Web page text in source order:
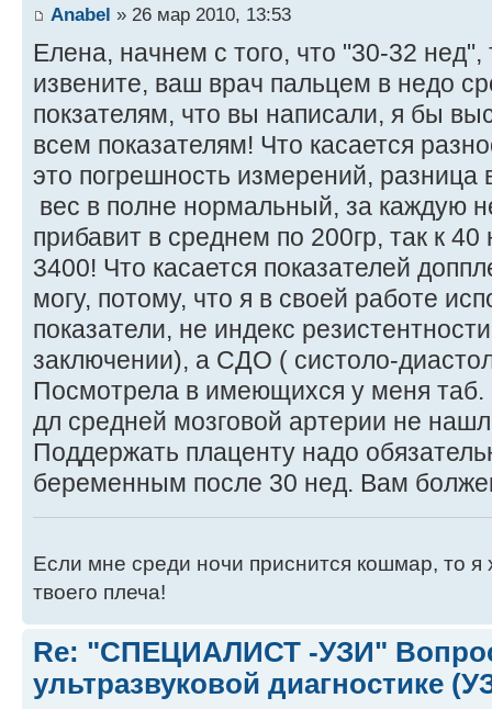
Anabel » 26 мар 2010, 13:53
Елена, начнем с того, что "30-32 нед",
извените, ваш врач пальцем в недо
покзателям, что вы написали, я бы
всем показателям! Что касается
это погрешность измерений, разница
вес в полне нормальный, за каждую
прибавит в среднем по 200гр, так к
3400! Что касается показателей
могу, потому, что я в своей работе
показатели, не индекс
заключении), а СДО ( систоло-
Посмотрела в имеющихся у меня таб.
дл средней мозговой артерии не
Поддержать плаценту надо
беременным после 30 нед. Вам
Если мне среди ночи приснится кошмар, то я
твоего плеча!
Re: "СПЕЦИАЛИСТ -УЗИ"
ультразвуковой диагностике